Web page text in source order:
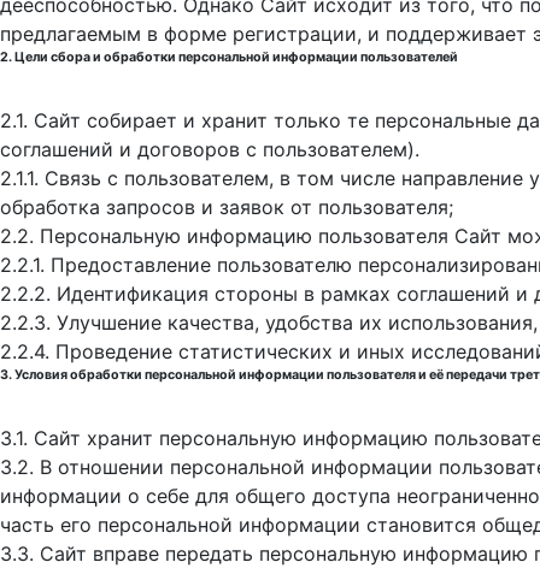
дееспособностью. Однако Сайт исходит из того, что
предлагаемым в форме регистрации, и поддерживает
2. Цели сбора и обработки персональной информации пользователей
2.1. Сайт собирает и хранит только те персональные
соглашений и договоров с пользователем).
2.1.1. Связь с пользователем, в том числе
обработка запросов и заявок от пользователя;
2.2. Персональную информацию пользователя Сайт
2.2.1. Предоставление пользователю
2.2.2. Идентификация стороны в рамках соглашений и
2.2.3. Улучшение качества, удобства их
2.2.4. Проведение статистических и иных
3. Условия обработки персональной информации пользователя и её передачи
3.1. Сайт хранит персональную информацию
3.2. В отношении персональной информации
информации о себе для общего доступа
часть его персональной информации становится
3.3. Сайт вправе передать персональную